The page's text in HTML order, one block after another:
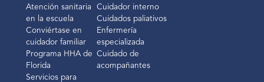
Atención sanitaria
en la escuela
Conviértase en
cuidador familiar
Programa HHA de
Florida
Servicios para
Cuidador interno
Cuidados paliativos
Enfermería
especializada
Cuidado de
acompañantes